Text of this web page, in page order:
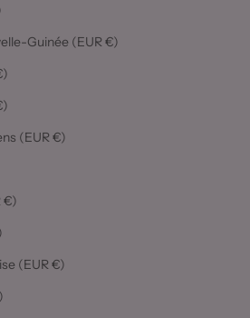
Guinée (EUR €)
(EUR €)
€)
(EUR €)